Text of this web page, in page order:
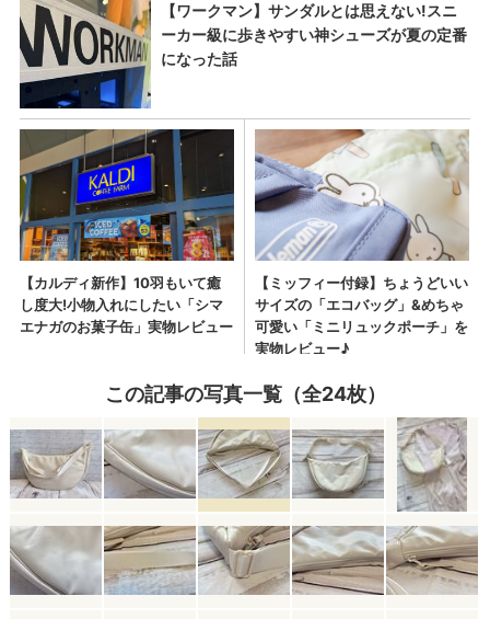
この記事の写真一覧（全24枚）